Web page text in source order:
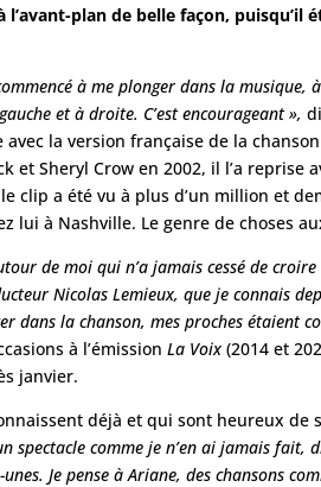
plan de belle façon,
à me plonger dans la
et à droite. C’est encourageant »,
avec la version française de la
et Sheryl Crow en 2002, il l’a
clip a été vu à plus d’un million et
lui à Nashville. Le genre de choses
de moi qui n’a jamais cessé de
Nicolas Lemieux, que je connais
dans la chanson, mes proches étaient
à l’émissionLa Voix (2014 et
janvier.
déjà et qui sont heureux de
spectacle comme je n’en ai jamais
Je pense à Ariane, des chansons